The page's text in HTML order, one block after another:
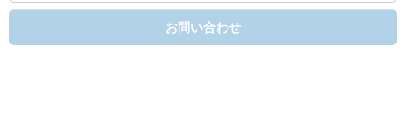
お問い合わせ